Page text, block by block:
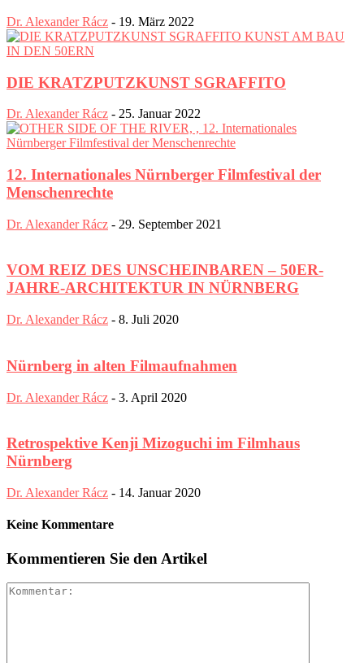
Dr. Alexander Rácz - 19. März 2022
DIE KRATZPUTZKUNST SGRAFFITO
Dr. Alexander Rácz - 25. Januar 2022
12. Internationales Nürnberger Filmfestival der
Menschenrechte
Dr. Alexander Rácz - 29. September 2021
VOM REIZ DES UNSCHEINBAREN – 50ER-
JAHRE-ARCHITEKTUR IN NÜRNBERG
Dr. Alexander Rácz - 8. Juli 2020
Nürnberg in alten Filmaufnahmen
Dr. Alexander Rácz - 3. April 2020
Retrospektive Kenji Mizoguchi im Filmhaus
Nürnberg
Dr. Alexander Rácz - 14. Januar 2020
Keine Kommentare
Kommentieren Sie den Artikel